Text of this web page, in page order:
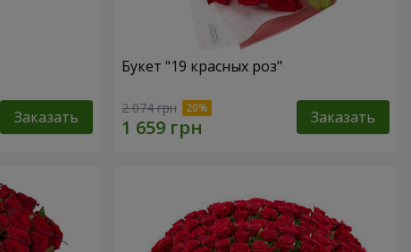
Заказать
Букет "19 красных роз"
2 074 грн Заказать